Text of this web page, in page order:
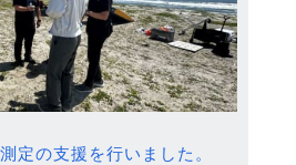
定の支援を行いました。